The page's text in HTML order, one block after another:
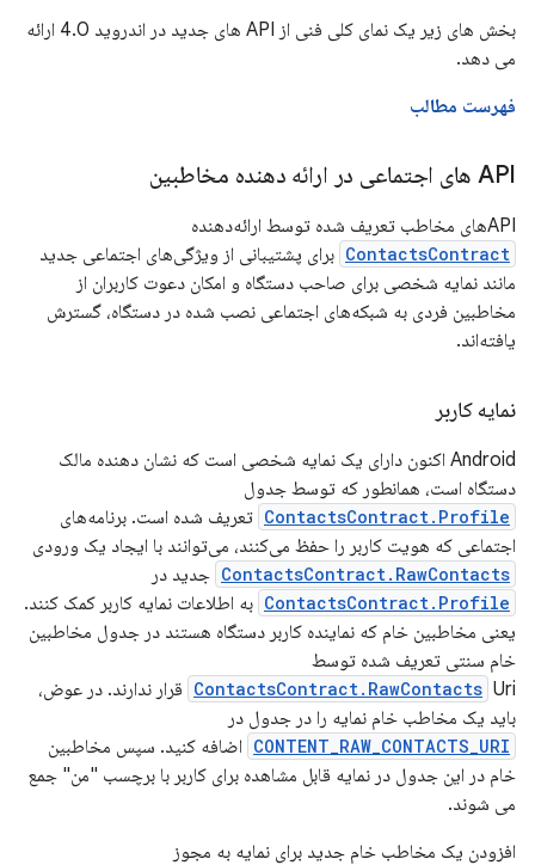
بخش های زیر یک نمای کلی فنی از API های جدید در اندروید 4.0 ارائه
می دهد.
فهرست مطالب
API های اجتماعی در ارائه دهنده مخاطبین
APIهای مخاطب تعریف شده توسط ارائه‌دهنده
ContactsContract برای پشتیبانی از ویژگی‌های اجتماعی جدید
مانند نمایه شخصی برای صاحب دستگاه و امکان دعوت کاربران از
مخاطبین فردی به شبکه‌های اجتماعی نصب شده در دستگاه، گسترش
یافته‌اند.
نمایه کاربر
Android اکنون دارای یک نمایه شخصی است که نشان دهنده مالک
دستگاه است، همانطور که توسط جدول
ContactsContract.Profile تعریف شده است. برنامه‌های
اجتماعی که هویت کاربر را حفظ می‌کنند، می‌توانند با ایجاد یک ورودی
ContactsContract.RawContacts جدید در
ContactsContract.Profile به اطلاعات نمایه کاربر کمک کنند.
یعنی مخاطبین خام که نماینده کاربر دستگاه هستند در جدول مخاطبین
خام سنتی تعریف شده توسط
ContactsContract.RawContacts Uri قرار ندارند. در عوض،
باید یک مخاطب خام نمایه را در جدول در
CONTENT_RAW_CONTACTS_URI اضافه کنید. سپس مخاطبین
خام در این جدول در نمایه قابل مشاهده برای کاربر با برچسب "من" جمع
می شوند.
افزودن یک مخاطب خام جدید برای نمایه به مجوز